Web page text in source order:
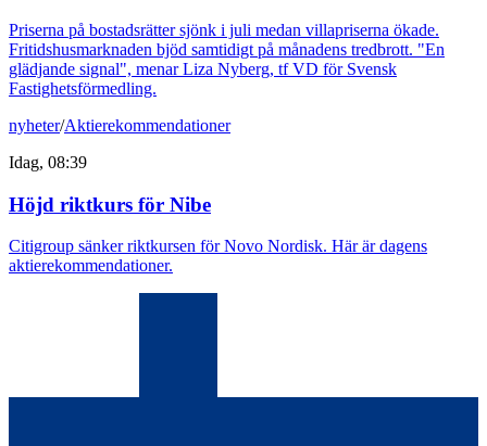
Priserna på bostadsrätter sjönk i juli medan villapriserna ökade.
Fritidshusmarknaden bjöd samtidigt på månadens tredbrott. "En
glädjande signal", menar Liza Nyberg, tf VD för Svensk
Fastighetsförmedling.
nyheter/Aktierekommendationer
Idag, 08:39
Höjd riktkurs för Nibe
Citigroup sänker riktkursen för Novo Nordisk. Här är dagens
aktierekommendationer.